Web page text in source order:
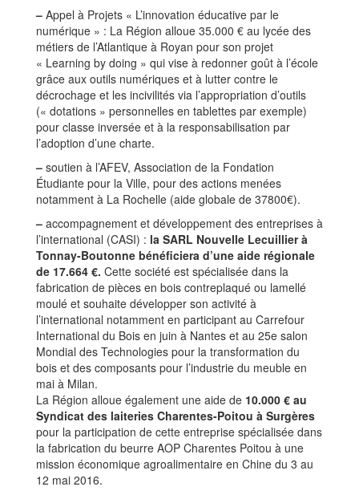
– Appel à Projets « L’innovation éducative par le
numérique » : La Région alloue 35.000 € au lycée des
métiers de l’Atlantique à Royan pour son projet
« Learning by doing » qui vise à redonner goût à l’école
grâce aux outils numériques et à lutter contre le
décrochage et les incivilités via l’appropriation d’outils
(« dotations » personnelles en tablettes par exemple)
pour classe inversée et à la responsabilisation par
l’adoption d’une charte.
– soutien à l’AFEV, Association de la Fondation
Étudiante pour la Ville, pour des actions menées
notamment à La Rochelle (aide globale de 37800€).
– accompagnement et développement des entreprises à
l’international (CASI) : la SARL Nouvelle Lecuillier à
Tonnay-Boutonne bénéficiera d’une aide régionale
de 17.664 €. Cette société est spécialisée dans la
fabrication de pièces en bois contreplaqué ou lamellé
moulé et souhaite développer son activité à
l’international notamment en participant au Carrefour
International du Bois en juin à Nantes et au 25e salon
Mondial des Technologies pour la transformation du
bois et des composants pour l’industrie du meuble en
mai à Milan.
La Région alloue également une aide de 10.000 € au
Syndicat des laiteries Charentes-Poitou à Surgères
pour la participation de cette entreprise spécialisée dans
la fabrication du beurre AOP Charentes Poitou à une
mission économique agroalimentaire en Chine du 3 au
12 mai 2016.